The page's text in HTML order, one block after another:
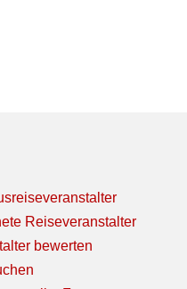
Reiseveranstalter
bewerten